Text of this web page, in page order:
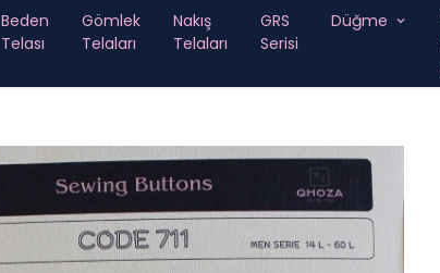
Beden
Telası
Gömlek
Telaları
Nakış
Telaları
GRS
Serisi
Düğme